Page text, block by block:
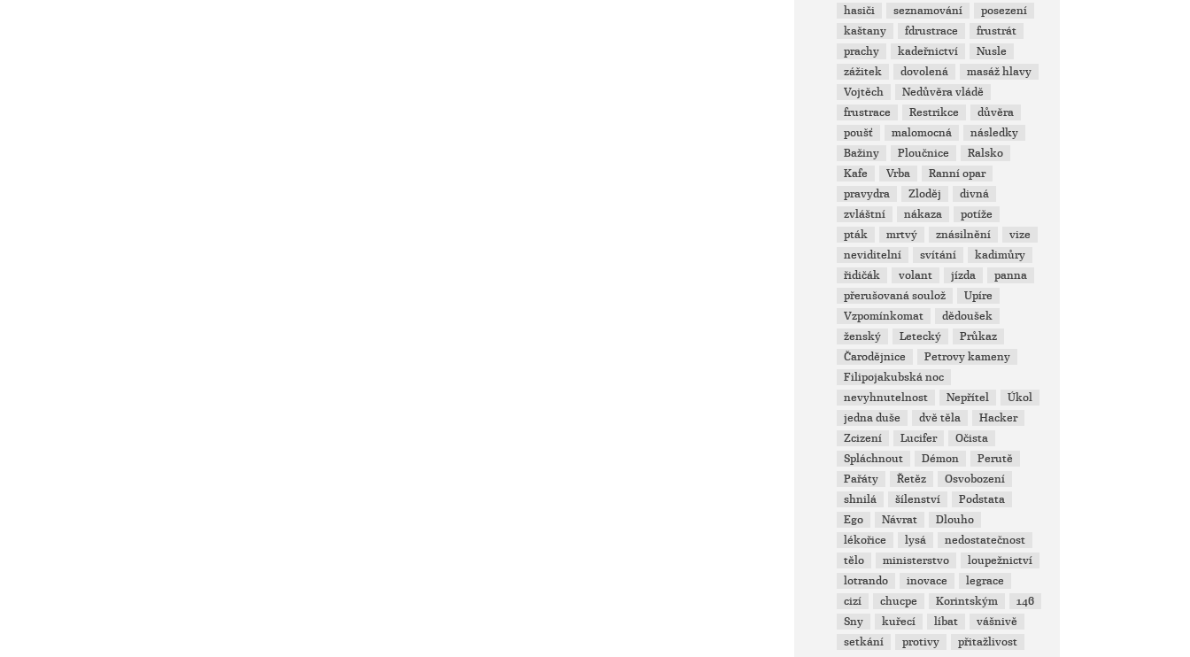
hasiči
seznamování
posezení
kaštany
fdrustrace
frustrát
prachy
kadeřnictví
Nusle
zážitek
dovolená
masáž hlavy
Vojtěch
Nedůvěra vládě
frustrace
Restrikce
důvěra
poušť
malomocná
následky
Bažiny
Ploučnice
Ralsko
Kafe
Vrba
Ranní opar
pravydra
Zloděj
divná
zvláštní
nákaza
potíže
pták
mrtvý znásilnění
vize
neviditelní
svítání
kadimůry
řidičák
volant jízda
panna
přerušovaná soulož
Upíre
Vzpomínkomat
dědoušek
ženský
Letecký
Průkaz
Čarodějnice
Petrovy kameny
Filipojakubská noc
nevyhnutelnost
Nepřítel
Úkol
jedna duše
dvě těla
Hacker
Zcizení
Lucifer
Očista
Spláchnout
Démon
Perutě
Pařáty
Řetěz
Osvobození
shnilá
šílenství
Podstata
Ego
Návrat
Dlouho
lékořice
lysá
nedostatečnost
tělo
ministerstvo
loupežnictví
lotrando
inovace
legrace
cizí
chucpe Korintským
146
Sny
kuřecí líbat
vášnivě
setkání
protivy přitažlivost